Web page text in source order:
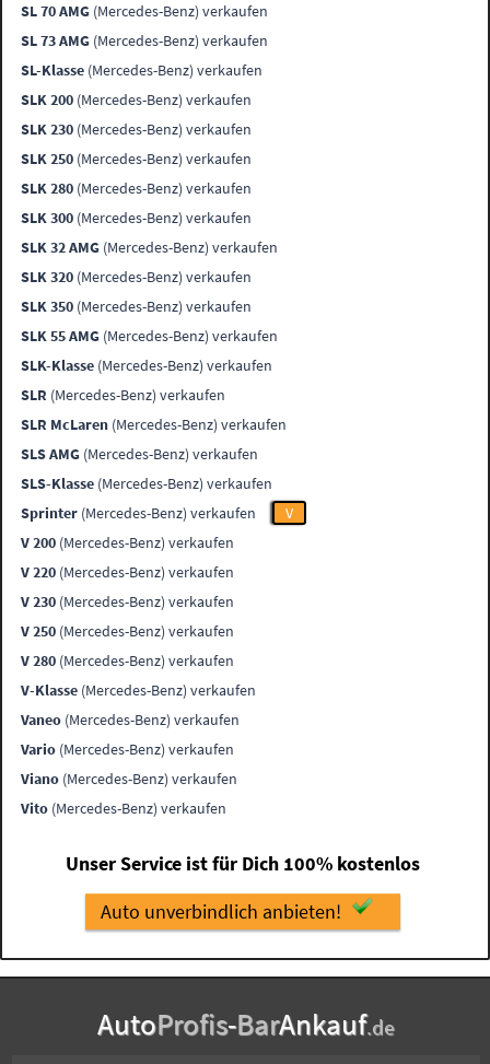
SL 70 AMG (Mercedes-Benz) verkaufen
SL 73 AMG (Mercedes-Benz) verkaufen
SL-Klasse (Mercedes-Benz) verkaufen
SLK 200 (Mercedes-Benz) verkaufen
SLK 230 (Mercedes-Benz) verkaufen
SLK 250 (Mercedes-Benz) verkaufen
SLK 280 (Mercedes-Benz) verkaufen
SLK 300 (Mercedes-Benz) verkaufen
SLK 32 AMG (Mercedes-Benz) verkaufen
SLK 320 (Mercedes-Benz) verkaufen
SLK 350 (Mercedes-Benz) verkaufen
SLK 55 AMG (Mercedes-Benz) verkaufen
SLK-Klasse (Mercedes-Benz) verkaufen
SLR (Mercedes-Benz) verkaufen
SLR McLaren (Mercedes-Benz) verkaufen
SLS AMG (Mercedes-Benz) verkaufen
SLS-Klasse (Mercedes-Benz) verkaufen
Sprinter (Mercedes-Benz) verkaufen
V
V 200 (Mercedes-Benz) verkaufen
V 220 (Mercedes-Benz) verkaufen
V 230 (Mercedes-Benz) verkaufen
V 250 (Mercedes-Benz) verkaufen
V 280 (Mercedes-Benz) verkaufen
V-Klasse (Mercedes-Benz) verkaufen
Vaneo (Mercedes-Benz) verkaufen
Vario (Mercedes-Benz) verkaufen
Viano (Mercedes-Benz) verkaufen
Vito (Mercedes-Benz) verkaufen
Unser Service ist für Dich 100% kostenlos
Auto unverbindlich anbieten!
AutoProfis-BarAnkauf.de